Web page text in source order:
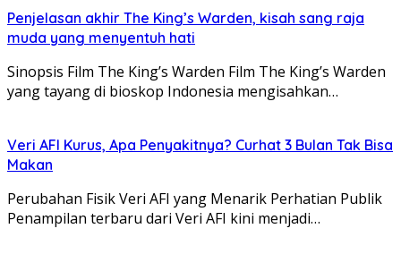
Penjelasan akhir The King’s Warden, kisah sang raja
muda yang menyentuh hati
Sinopsis Film The King’s Warden Film The King’s Warden
yang tayang di bioskop Indonesia mengisahkan…
Veri AFI Kurus, Apa Penyakitnya? Curhat 3 Bulan Tak Bisa
Makan
Perubahan Fisik Veri AFI yang Menarik Perhatian Publik
Penampilan terbaru dari Veri AFI kini menjadi…